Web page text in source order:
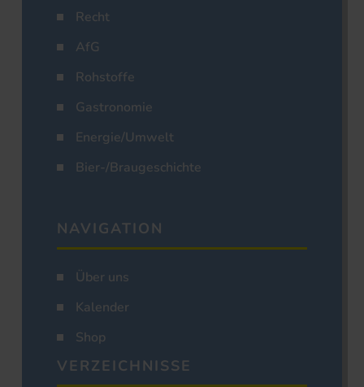
Recht
AfG
Rohstoffe
Gastronomie
Energie/Umwelt
Bier-/Braugeschichte
NAVIGATION
Über uns
Kalender
Shop
VERZEICHNISSE